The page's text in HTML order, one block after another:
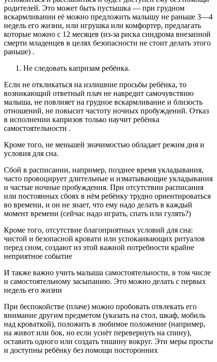
родителей. Это может быть пустышка — при грудном
вскармливании её можно предложить малышу не раньше 3—4
недель его жизни, или игрушка или комфортер, предлагать
которые можно с 12 месяцев (из-за риска синдрома внезапной
смерти младенцев в целях безопасности не стоит делать этого
раньше) .
Не следовать капризам ребёнка.
Если не откликаться на излишние просьбы ребёнка, то
возникающий ответный плач не навредит самочувствию
малыша, не повлияет на грудное вскармливание и близость
отношений, не повысит частоту ночных пробуждений. Отказ
в исполнении капризов только научит ребёнка
самостоятельности .
Кроме того, не меньшей значимостью обладает режим дня и
условия для сна.
Сбой в расписании, например, позднее время укладывания,
часто провоцирует длительные и изматывающие укладывания
и частые ночные пробуждения. При отсутствии расписания
или постоянных сбоях в нём ребёнку трудно ориентироваться
во времени, и он не знает, что ему надо делать в каждый
момент времени (сейчас надо играть, спать или гулять?)
Кроме того, отсутствие благоприятных условий для сна:
чистой и безопасной кровати или успокаивающих ритуалов
перед сном, создают из этой важной потребности крайне
неприятное событие
И также важно учить малыша самостоятельности, в том числе
и самостоятельному засыпанию. Это можно делать с первых
недель его жизни
При беспокойстве (плаче) можно пробовать отвлекать его
внимание другим предметом (указать на стол, шкаф, мобиль
над кроваткой), положить в любимое положение (например,
на живот или бок, но если уснёт перевернуть на спину),
оставить одного или создать тишину вокруг. Эти меры просты
и доступны ребёнку без помощи посторонних